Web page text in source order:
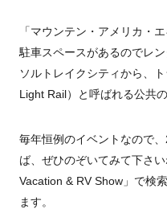
「マウンテン・アメリカ・
駐車スペースがあるのでレ
ソルトレイクシティから、
Light Rail）と呼ばれる公共
毎年恒例のイベントなので
ば、ぜひのぞいてみて下さ
Vacation & RV Show」で検
ます。